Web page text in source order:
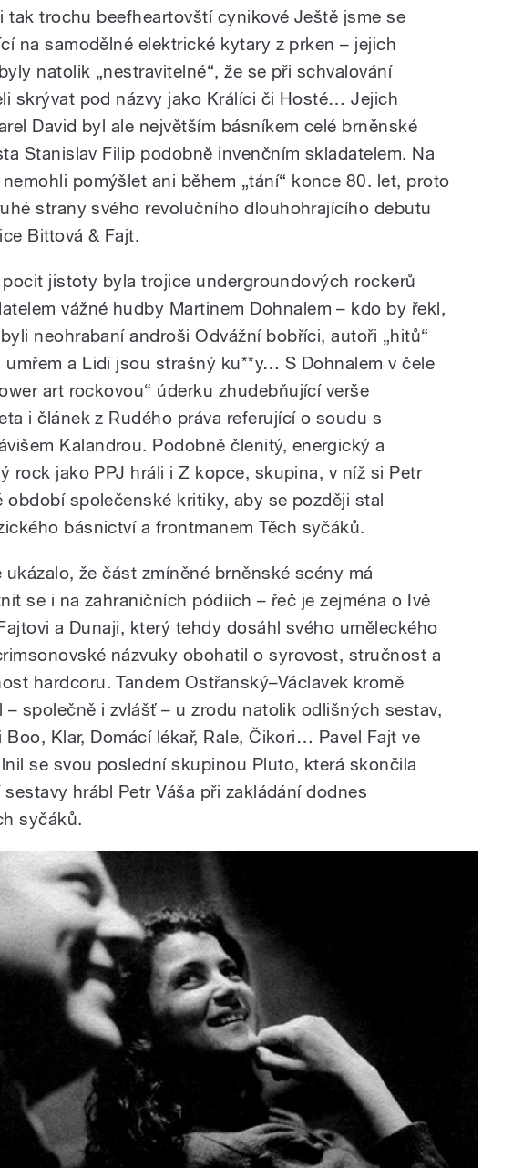
tak trochu beefheartovští cynikové Ještě jsme se
na samodělné elektrické kytary z prken – jejich
natolik „nestravitelné“, že se při schvalování
skrývat pod názvy jako Králíci či Hosté… Jejich
David byl ale největším básníkem celé brněnské
Stanislav Filip podobně invenčním skladatelem. Na
pomýšlet ani během „tání“ konce 80. let, proto
strany svého revolučního dlouhohrajícího debutu
Bittová & Fajt.
pocit jistoty byla trojice undergroundových rockerů
vážné hudby Martinem Dohnalem – kdo by řekl,
neohrabaní androši Odvážní bobříci, autoři „hitů“
umřem a Lidi jsou strašný ku**y… S Dohnalem v čele
art rockovou“ úderku zhudebňující verše
i článek z Rudého práva referující o soudu s
Kalandrou. Podobně členitý, energický a
rock jako PPJ hráli i Z kopce, skupina, v níž si Petr
období společenské kritiky, aby se později stal
básnictví a frontmanem Těch syčáků.
ukázalo, že část zmíněné brněnské scény má
se i na zahraničních pódiích – řeč je zejména o Ivě
a Dunaji, který tehdy dosáhl svého uměleckého
názvuky obohatil o syrovost, stručnost a
hardcoru. Tandem Ostřanský–Václavek kromě
– společně i zvlášť – u zrodu natolik odlišných sestav,
Boo, Klar, Domácí lékař, Rale, Čikori… Pavel Fajt ve
se svou poslední skupinou Pluto, která skončila
hrábl Petr Váša při zakládání dodnes
syčáků.